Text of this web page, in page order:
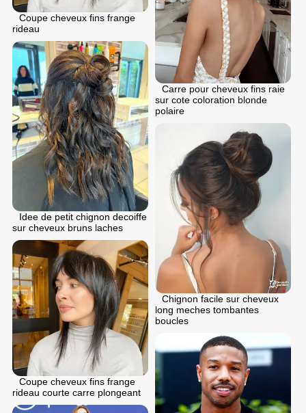
Coupe cheveux fins frange
rideau
Carre pour cheveux fins raie
sur cote coloration blonde
polaire
Idee de petit chignon decoiffe
sur cheveux bruns laches
Chignon facile sur cheveux
long meches tombantes
boucles
Coupe cheveux fins frange
rideau courte carre plongeant